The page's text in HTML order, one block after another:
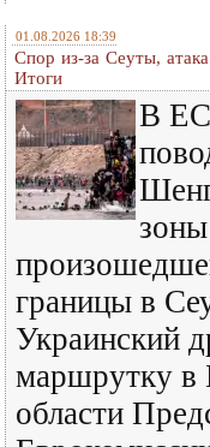
01.08.2026 18:39
Спор из-за Сеуты,
Итоги
В ЕС
границы в
Украинский
маршрутку в
области